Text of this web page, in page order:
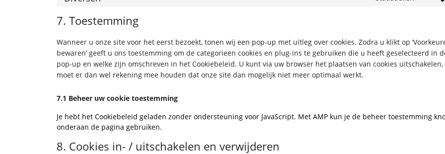
7. Toestemming
Wanneer u onze site voor het eerst bezoekt, tonen wij een pop-up met uitleg over cookies. Zodra u klikt op
bewaren’ geeft u ons toestemming om de categorieën cookies en plug-ins te gebruiken die u heeft geselecteerd in
pop-up en welke zijn omschreven in het Cookiebeleid. U kunt via uw browser het plaatsen van cookies uitschakelen,
moet er dan wel rekening mee houden dat onze site dan mogelijk niet meer optimaal werkt.
7.1 Beheer uw cookie toestemming
Je hebt het Cookiebeleid geladen zonder ondersteuning voor JavaScript. Met AMP kun je de beheer toestemming
onderaan de pagina gebruiken.
8. Cookies in- / uitschakelen en verwijderen